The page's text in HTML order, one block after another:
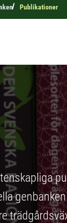
Publikationer